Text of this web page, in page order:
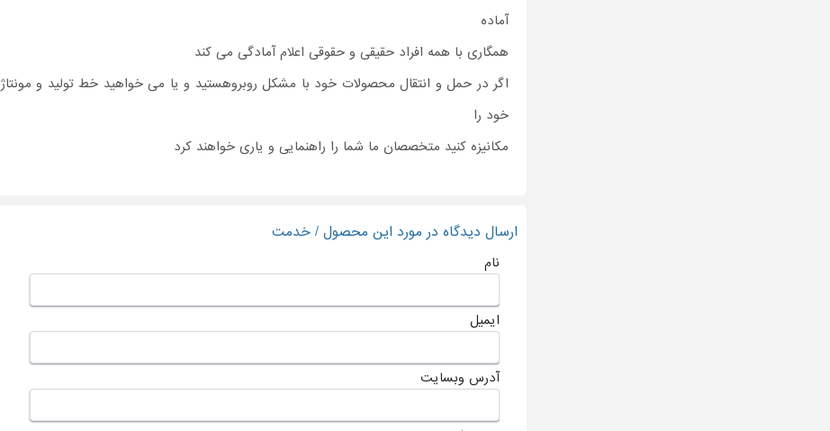
آماده
همگاری با همه افراد حقیقی و حقوقی اعلام آمادگی می کند
اگر در حمل و انتقال محصولات خود با مشکل روبروهستید و یا می خواهید خط تولید و مونتاژ
خود را
مکانیزه کنید متخصصان ما شما را راهنمایی و یاری خواهند کرد
ارسال دیدگاه در مورد این محصول / خدمت
نام
ایمیل
آدرس وبسایت